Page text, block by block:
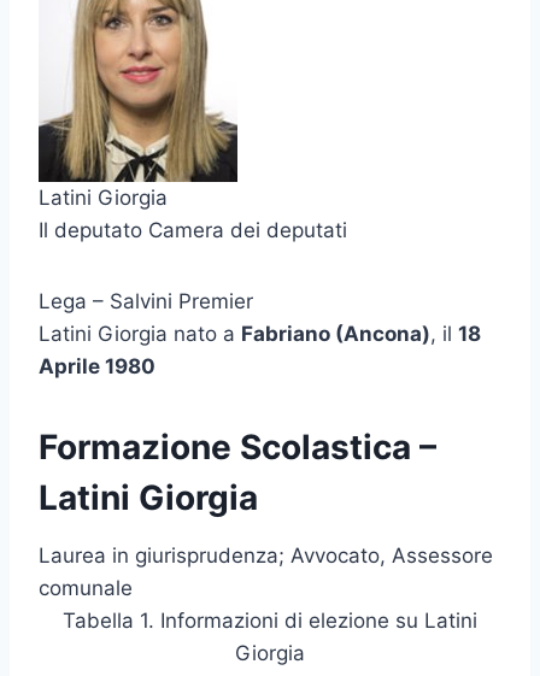
Latini Giorgia
Il deputato Camera dei deputati
Lega – Salvini Premier
Latini Giorgia nato a Fabriano (Ancona), il 18
Aprile 1980
Formazione Scolastica –
Latini Giorgia
Laurea in giurisprudenza; Avvocato, Assessore
comunale
Tabella 1. Informazioni di elezione su Latini
Giorgia